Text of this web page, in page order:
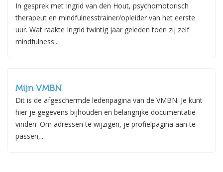
In gesprek met Ingrid van den Hout, psychomotorisch
therapeut en mindfulnesstrainer/opleider van het eerste
uur. Wat raakte Ingrid twintig jaar geleden toen zij zelf
mindfulness...
Mijn VMBN
Dit is de afgeschermde ledenpagina van de VMBN. Je kunt
hier je gegevens bijhouden en belangrijke documentatie
vinden. Om adressen te wijzigen, je profielpagina aan te
passen,...